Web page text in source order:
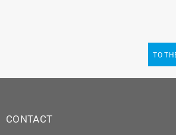
TO
CONTACT